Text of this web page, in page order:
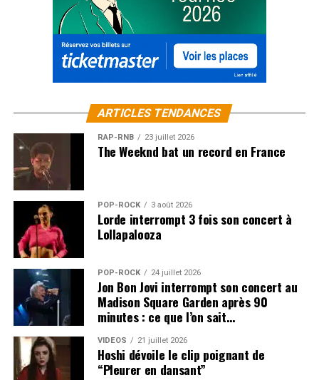
ARTICLES TENDANCES
RAP-RNB 23 juillet 2026
The Weeknd bat un record en France
POP-ROCK 3 août 2026
Lorde interrompt 3 fois son concert à
Lollapalooza
POP-ROCK 24 juillet 2026
Jon Bon Jovi interrompt son concert au
Madison Square Garden après 90
minutes : ce que l’on sait…
VIDEOS 21 juillet 2026
Hoshi dévoile le clip poignant de
“Pleurer en dansant”